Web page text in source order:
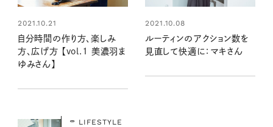
2021.10.21
自分時間の作り方、楽しみ
方、広げ方 【vol.1 美濃羽ま
ゆみさん】
2021.10.08
ルーティンのアクション数を
見直して快適に：マキさん
LIFESTYLE